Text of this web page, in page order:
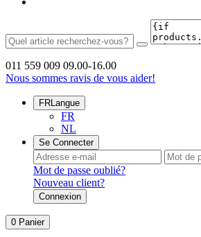
011 559 009 09.00-16.00
Nous sommes ravis de vous aider!
FRLangue
FR
NL
Se Connecter
Mot de passe oublié?
Nouveau client?
Connexion
0 Panier